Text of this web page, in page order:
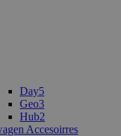
Day5
Geo3
Hub2
Accesoirres